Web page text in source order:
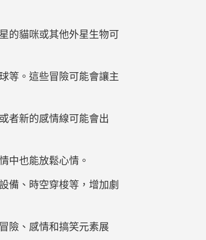
的貓咪或其他外星生物可
等。這些冒險可能會讓主
者新的感情線可能會出
中也能放鬆心情。
備、時空穿梭等，增加劇
險、感情和搞笑元素展